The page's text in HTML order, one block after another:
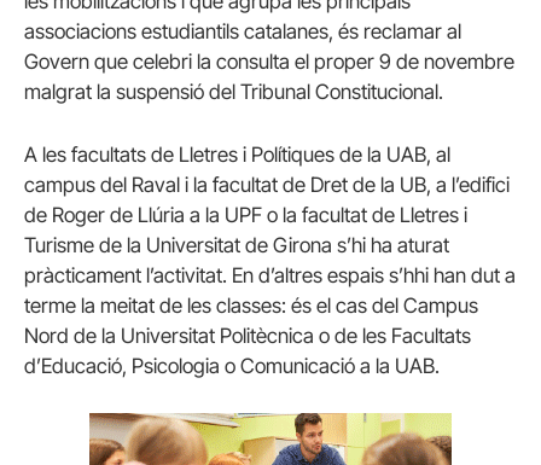
associacions estudiantils catalanes, és reclamar al
Govern que celebri la consulta el proper 9 de novembre
malgrat la suspensió del Tribunal Constitucional.
A les facultats de Lletres i Polítiques de la UAB, al
campus del Raval i la facultat de Dret de la UB, a l’edifici
de Roger de Llúria a la UPF o la facultat de Lletres i
Turisme de la Universitat de Girona s’hi ha aturat
pràcticament l’activitat. En d’altres espais s’hhi han dut a
terme la meitat de les classes: és el cas del Campus
Nord de la Universitat Politècnica o de les Facultats
d’Educació, Psicologia o Comunicació a la UAB.